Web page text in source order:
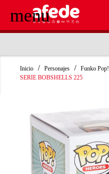
menu
Inicio Personajes Funko Pop!
SERIE BOBSHELLS 225